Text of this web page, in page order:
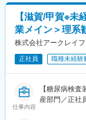
気のある雰囲
■当社の魅力：
◎景気の影響
のシェアを誇
もと、腰を据
おり、グロ
ます。
【ポジション
・長期間の研
全く無い方で
・業界トップ
を通して最新
・正社員登
登用となり、
して安定就業
【滋賀/甲賀※未
業メイン＞理系
株式会社アークレイ
正社員 職種未経験
仕事内容
【糖尿病検
産部門／正社